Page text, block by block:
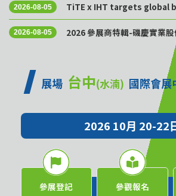
2026-08-05
TiTE x IHT targets global
Golden Sourcing Week
2026-08-05 2026 參展商特輯-磯慶實業
展場 台中(水湳) 國際會展
2026 10月 20-22
參展登記 參觀報名